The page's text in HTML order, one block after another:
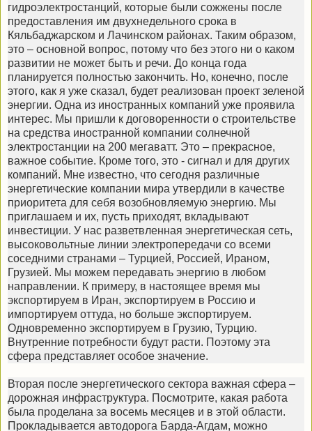
гидроэлектростанций, которые были сожжены после
предоставления им двухнедельного срока в
Кяльбаджарском и Лачинском районах. Таким образом,
это – основной вопрос, потому что без этого ни о каком
развитии не может быть и речи. До конца года
планируется полностью закончить. Но, конечно, после
этого, как я уже сказал, будет реализован проект зеленой
энергии. Одна из иностранных компаний уже проявила
интерес. Мы пришли к договоренности о строительстве
на средства иностранной компании солнечной
электростанции на 200 мегаватт. Это – прекрасное,
важное событие. Кроме того, это - сигнал и для других
компаний. Мне известно, что сегодня различные
энергетические компании мира утвердили в качестве
приоритета для себя возобновляемую энергию. Мы
приглашаем и их, пусть приходят, вкладывают
инвестиции. У нас разветвленная энергетическая сеть,
высоковольтные линии электропередачи со всеми
соседними странами – Турцией, Россией, Ираном,
Грузией. Мы можем передавать энергию в любом
направлении. К примеру, в настоящее время мы
экспортируем в Иран, экспортируем в Россию и
импортируем оттуда, но больше экспортируем.
Одновременно экспортируем в Грузию, Турцию.
Внутренние потребности будут расти. Поэтому эта
сфера представляет особое значение.
Вторая после энергетического сектора важная сфера –
дорожная инфраструктура. Посмотрите, какая работа
была проделана за восемь месяцев и в этой области.
Прокладывается автодорога Барда-Агдам, можно